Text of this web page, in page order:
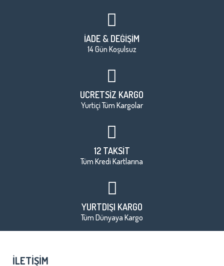
İADE & DEĞİŞİM
14 Gün Koşulsuz
ÜCRETSİZ KARGO
Yurtiçi Tüm Kargolar
12 TAKSİT
Tüm Kredi Kartlarına
YURTDIŞI KARGO
Tüm Dünyaya Kargo
İLETIŞIM